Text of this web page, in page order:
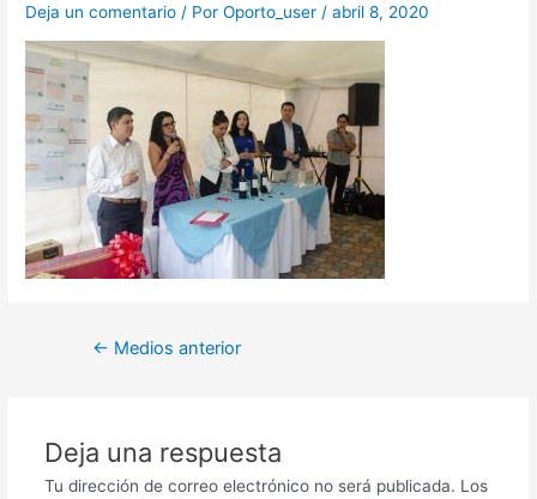
Deja un comentario / PorOporto_user /abril 8, 2020
← Medios anterior
Deja una respuesta
Tu dirección de correo electrónico no será publicada. Los